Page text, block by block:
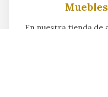
En nuestra tienda de